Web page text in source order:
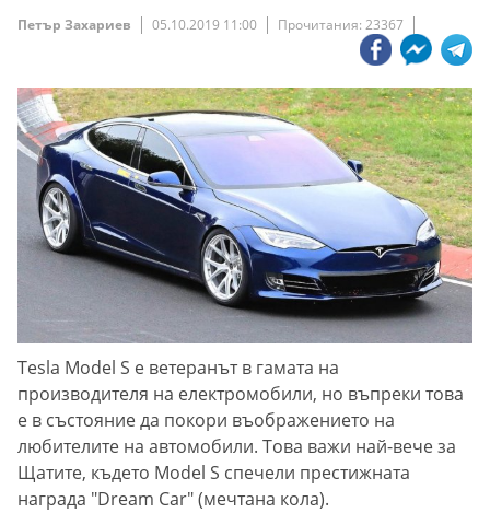
Петър Захариев 05.10.2019 11:00 Прочитания: 23367
Tesla Model S е ветеранът в гамата на
производителя на електромобили, но въпреки това
е в състояние да покори въображението на
любителите на автомобили. Това важи най-вече за
Щатите, където Model S спечели престижната
награда "Dream Car" (мечтана кола).